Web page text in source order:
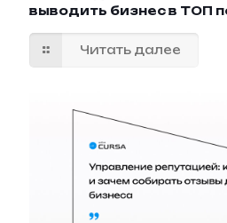
выводить бизнес в ТОП
Читать далее